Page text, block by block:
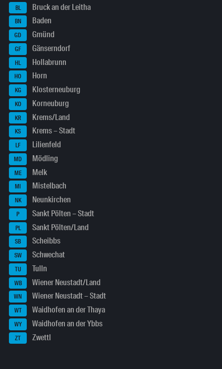
BL Bruck an der Leitha
BN Baden
GD Gmünd
GF Gänserndorf
HL Hollabrunn
HO Horn
KG Klosterneuburg
KO Korneuburg
KR Krems/Land
KS Krems – Stadt
LF Lilienfeld
MD Mödling
ME Melk
MI Mistelbach
NK Neunkirchen
P Sankt Pölten – Stadt
PL Sankt Pölten/Land
SB Scheibbs
SW Schwechat
TU Tulln
WB Wiener Neustadt/Land
WN Wiener Neustadt – Stadt
WT Waidhofen an der Thaya
WY Waidhofen an der Ybbs
ZT Zwettl